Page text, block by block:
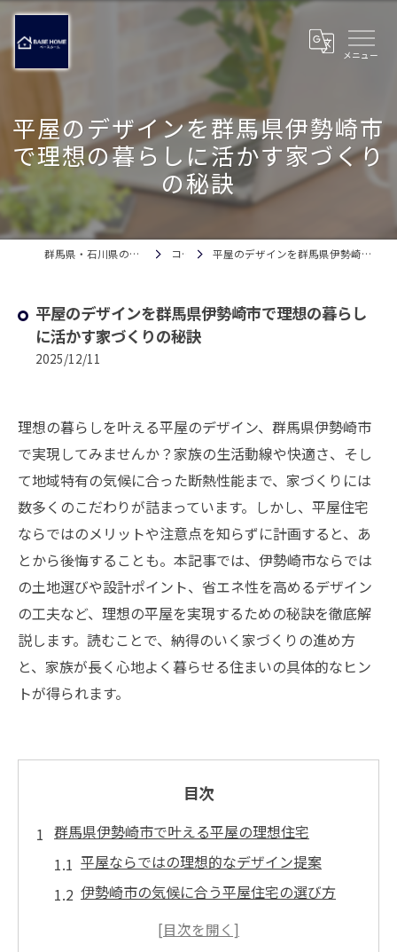
平屋のデザインを群馬県伊勢崎市
で理想の暮らしに活かす家づくり
の秘訣
群馬県・石川県の注文住宅ならベースホーム コラム 平屋のデザインを群馬県伊勢崎市で理想の暮らしに活かす家づくりの秘訣
平屋のデザインを群馬県伊勢崎市で理想の暮らし
に活かす家づくりの秘訣
2025/12/11
理想の暮らしを叶える平屋のデザイン、群馬県伊勢崎市
で実現してみませんか？家族の生活動線や快適さ、そし
て地域特有の気候に合った断熱性能まで、家づくりには
数多くのこだわりが詰まっています。しかし、平屋住宅
ならではのメリットや注意点を知らずに計画すると、あ
とから後悔することも。本記事では、伊勢崎市ならでは
の土地選びや設計ポイント、省エネ性を高めるデザイン
の工夫など、理想の平屋を実現するための秘訣を徹底解
説します。読むことで、納得のいく家づくりの進め方
と、家族が長く心地よく暮らせる住まいの具体的なヒン
トが得られます。
目次
群馬県伊勢崎市で叶える平屋の理想住宅
平屋ならではの理想的なデザイン提案
伊勢崎市の気候に合う平屋住宅の選び方
家族の暮らしに寄り添う平屋の魅力